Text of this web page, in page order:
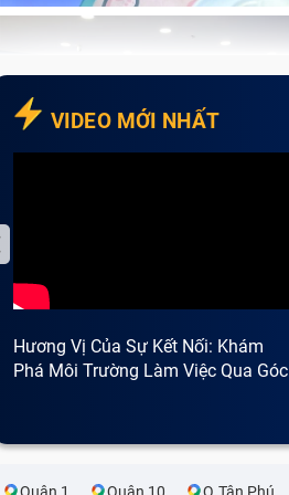
VIDEO MỚI NHẤT
Hương Vị Của Sự Kết Nối: Khám
Phá Môi Trường Làm Việc Qua Góc
Quận 1 Quận 10 Q.Tân Phú